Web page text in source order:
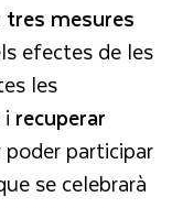
tres mesures
efectes de les
les
i recuperar
participar
se celebrarà